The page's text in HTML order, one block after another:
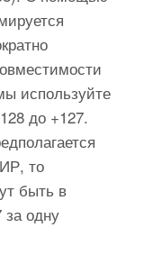
используйте
до +127.
то
быть в
за одну